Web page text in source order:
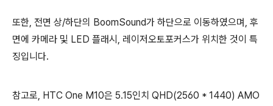
또한, 전면 상/하단의 BoomSound가 하단으로 이동하였으며, 후
면에 카메라 및 LED 플래시, 레이저오토포커스가 위치한 것이 특
징입니다.
참고로, HTC One M10은 5.15인치 QHD(2560 * 1440) AMO